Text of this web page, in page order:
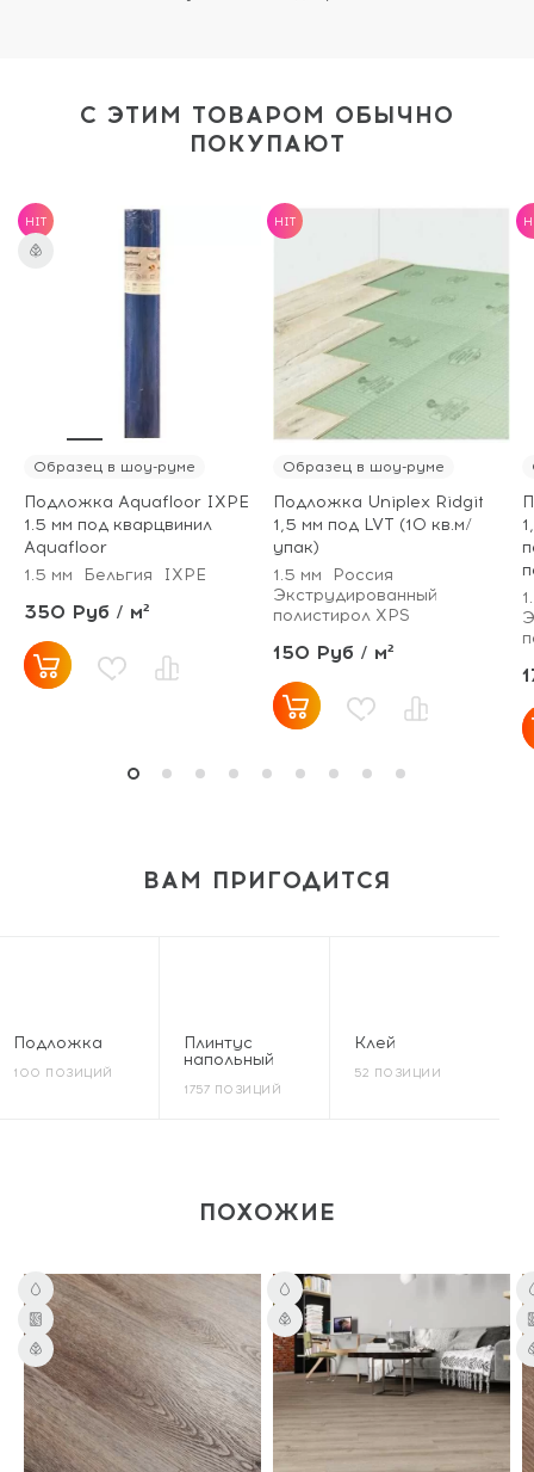
С ЭТИМ ТОВАРОМ ОБЫЧНО
ПОКУПАЮТ
HIT
Образец в шоу-руме
Подложка Aquafloor IXPE
1.5 мм под кварцвинил
Aquafloor
1.5 мм
Бельгия IXPE
350 Руб / м²
HIT
Образец в шоу-руме
Подложка Uniplex Ridgit
1,5 мм под LVT (10 кв.м/
упак)
1.5 мм
Россия
Экструдированный
полистирол XPS
150 Руб / м²
ВАМ ПРИГОДИТСЯ
Подложка
100 ПОЗИЦИЙ
Плинтус
напольный
1757 ПОЗИЦИЙ
Клей
52 ПОЗИЦИИ
ПОХОЖИЕ